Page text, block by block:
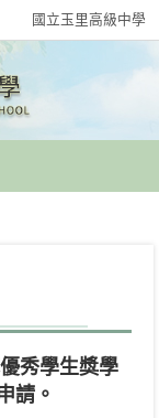
國立玉里高級中學
秀學生獎學
請。